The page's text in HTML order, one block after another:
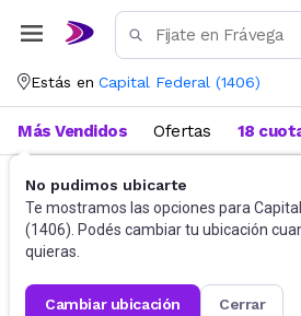
Estás en Capital Federal (1406)
No pudimos ubicarte
Te mostramos las opciones para
(1406). Podés cambiar tu ubicación
quieras.
cambiar ubicación cerrar
Más Vendidos Ofertas 18
Accesorios de Informática